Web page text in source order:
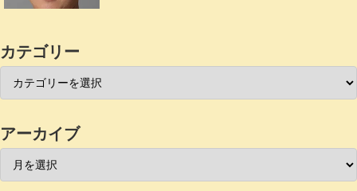
カテゴリー
アーカイブ